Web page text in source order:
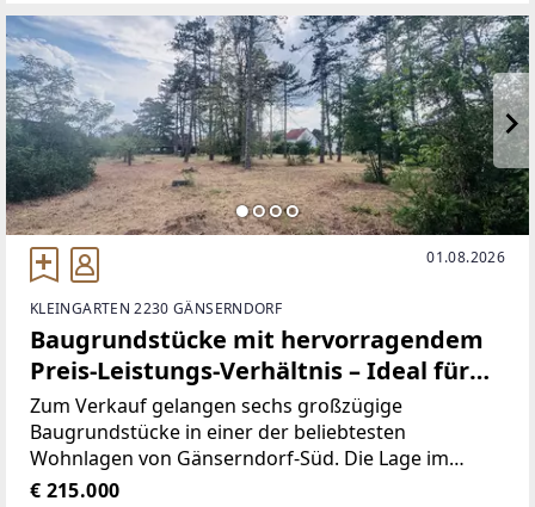
01.08.2026
KLEINGARTEN 2230 GÄNSERNDORF
Baugrundstücke mit hervorragendem
Preis-Leistungs-Verhältnis – Ideal für
Eigenheim oder Investment
Zum Verkauf gelangen sechs großzügige
Baugrundstücke in einer der beliebtesten
Wohnlagen von Gänserndorf-Süd. Die Lage im
Wiener Speckgürtel verbindet naturnahes Wohnen
€ 215.000